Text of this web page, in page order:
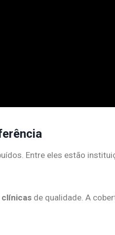
Entre eles estão
clínicas de qualidade. A